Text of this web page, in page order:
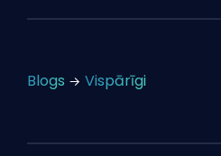
Blogs Vispārīgi